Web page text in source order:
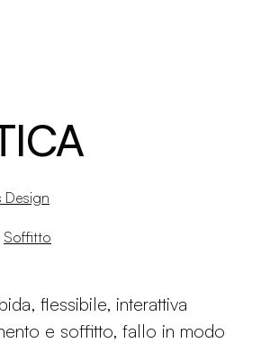
Design
Soffitto
flessibile, interattiva
e soffitto, fallo in modo